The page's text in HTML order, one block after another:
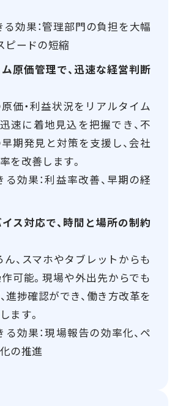
効果：管理部門の負担を大幅
ピードの短縮
原価管理で、迅速な経営判断
価・利益状況をリアルタイム
速に着地見込を把握でき、不
期発見と対策を支援し、会社
を改善します。
効果：利益率改善、早期の経
ス対応で、時間と場所の制約
ん、スマホやタブレットからも
可能。現場や外出先からでも
進捗確認ができ、働き方改革を
ます。
効果：現場報告の効率化、ペ
の推進